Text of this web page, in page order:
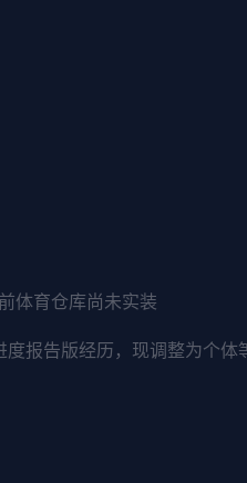
体育仓库尚未实装
报告版经历，现调整为个体